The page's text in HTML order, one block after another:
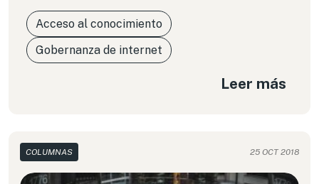
Acceso al conocimiento
Gobernanza de internet
Leer más
COLUMNAS 25 OCT 2018